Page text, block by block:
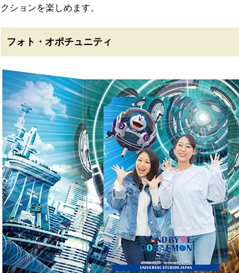
クションを楽しめます。
フォト・オポチュニティ